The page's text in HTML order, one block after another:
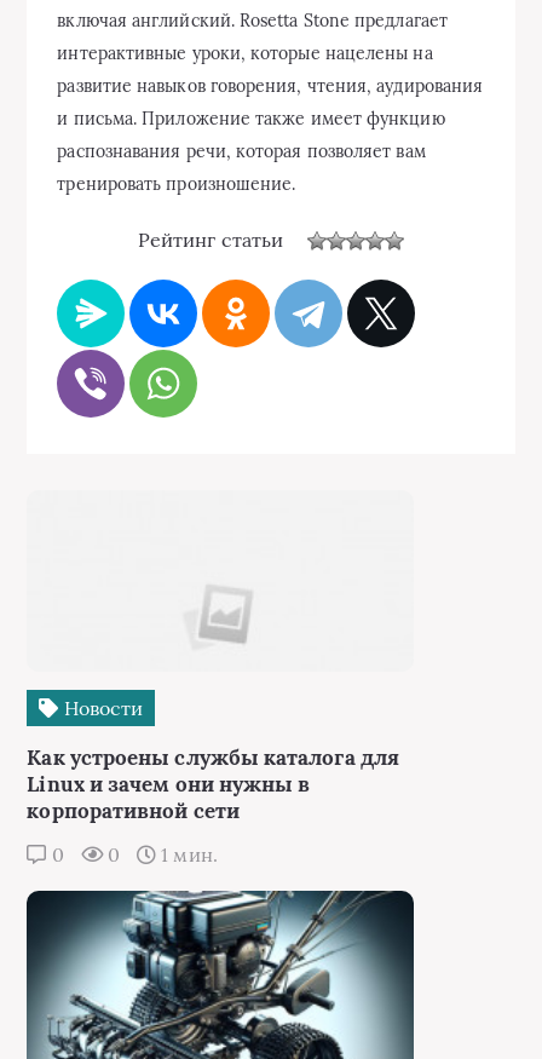
включая английский. Rosetta Stone предлагает
интерактивные уроки, которые нацелены на
развитие навыков говорения, чтения, аудирования
и письма. Приложение также имеет функцию
распознавания речи, которая позволяет вам
тренировать произношение.
Рейтинг статьи
Новости
Как устроены службы каталога для
Linux и зачем они нужны в
корпоративной сети
0 0 1 мин.